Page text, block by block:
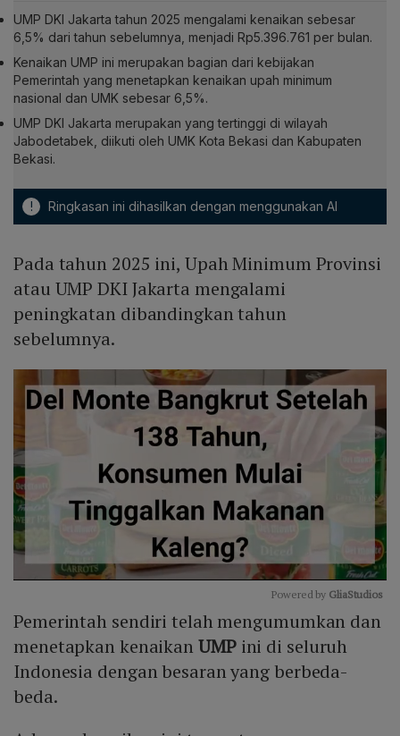
UMP DKI Jakarta tahun 2025 mengalami kenaikan sebesar
6,5% dari tahun sebelumnya, menjadi Rp5.396.761 per bulan.
Kenaikan UMP ini merupakan bagian dari kebijakan
Pemerintah yang menetapkan kenaikan upah minimum
nasional dan UMK sebesar 6,5%.
UMP DKI Jakarta merupakan yang tertinggi di wilayah
Jabodetabek, diikuti oleh UMK Kota Bekasi dan Kabupaten
Bekasi.
! Ringkasan ini dihasilkan dengan menggunakan AI
Pada tahun 2025 ini, Upah Minimum Provinsi
atau UMP DKI Jakarta mengalami
peningkatan dibandingkan tahun
sebelumnya.
Mute
Powered by GliaStudios
Pemerintah sendiri telah mengumumkan dan
menetapkan kenaikan UMPini di seluruh
Indonesia dengan besaran yang berbeda-
beda.